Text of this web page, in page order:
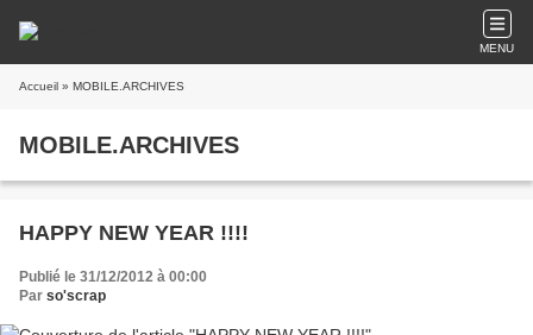
MENU
Accueil » MOBILE.ARCHIVES
MOBILE.ARCHIVES
HAPPY NEW YEAR !!!!
Publié le 31/12/2012 à 00:00
Par so'scrap